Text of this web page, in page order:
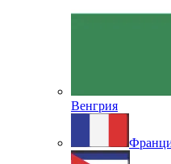
Венгрия